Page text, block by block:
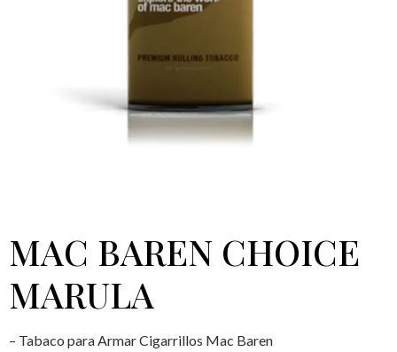
MAC BAREN CHOICE
MARULA
– Tabaco para Armar Cigarrillos Mac Baren